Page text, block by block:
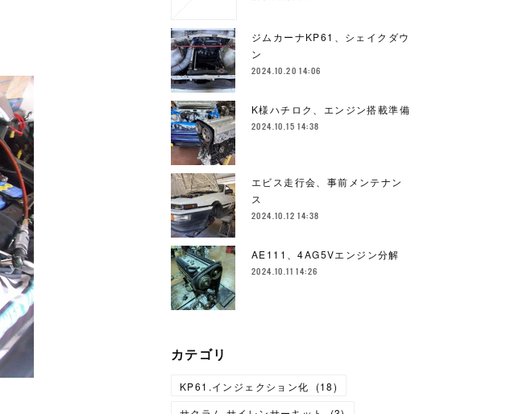
ジムカーナKP61、シェイクダウ
ン
2024.10.20 14:06
K様ハチロク、エンジン搭載準備
2024.10.15 14:38
エビス走行会、事前メンテナン
ス
2024.10.12 14:38
AE111、4AG5Vエンジン分解
2024.10.11 14:26
カテゴリ
KP61.インジェクション化 (18)